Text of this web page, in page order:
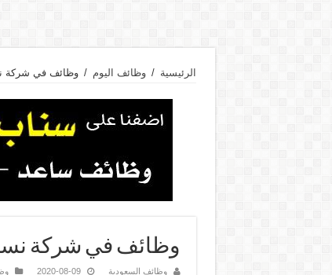
الرئيسية / وظائف اليوم / وظائف في شركة
وظائف في شركة
وظائف السعودية 2020-08-09